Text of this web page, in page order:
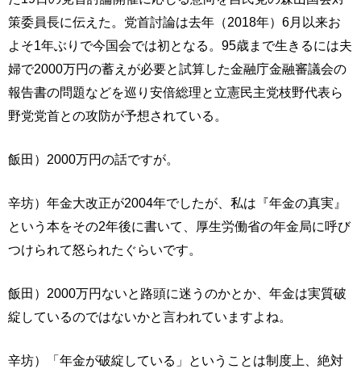
策委員長に伝えた。党首討論は去年（2018年）6月以来お
よそ1年ぶりで今国会では初となる。95歳まで生きるには夫
婦で2000万円の蓄えが必要と試算した金融庁金融審議会の
報告書の問題などを巡り安倍総理と立憲民主党枝野代表ら
野党党首との攻防が予想されている。
飯田）2000万円の話ですが。
辛坊）年金大改正が2004年でしたが、私は『年金の真実』
という本をその2年後に書いて、厚生労働省の年金局に呼び
つけられて怒られたぐらいです。
飯田）2000万円ないと路頭に迷うのかとか、年金は実質破
綻しているのではないかと言われていますよね。
辛坊）「年金が破綻している」ということは制度上、絶対